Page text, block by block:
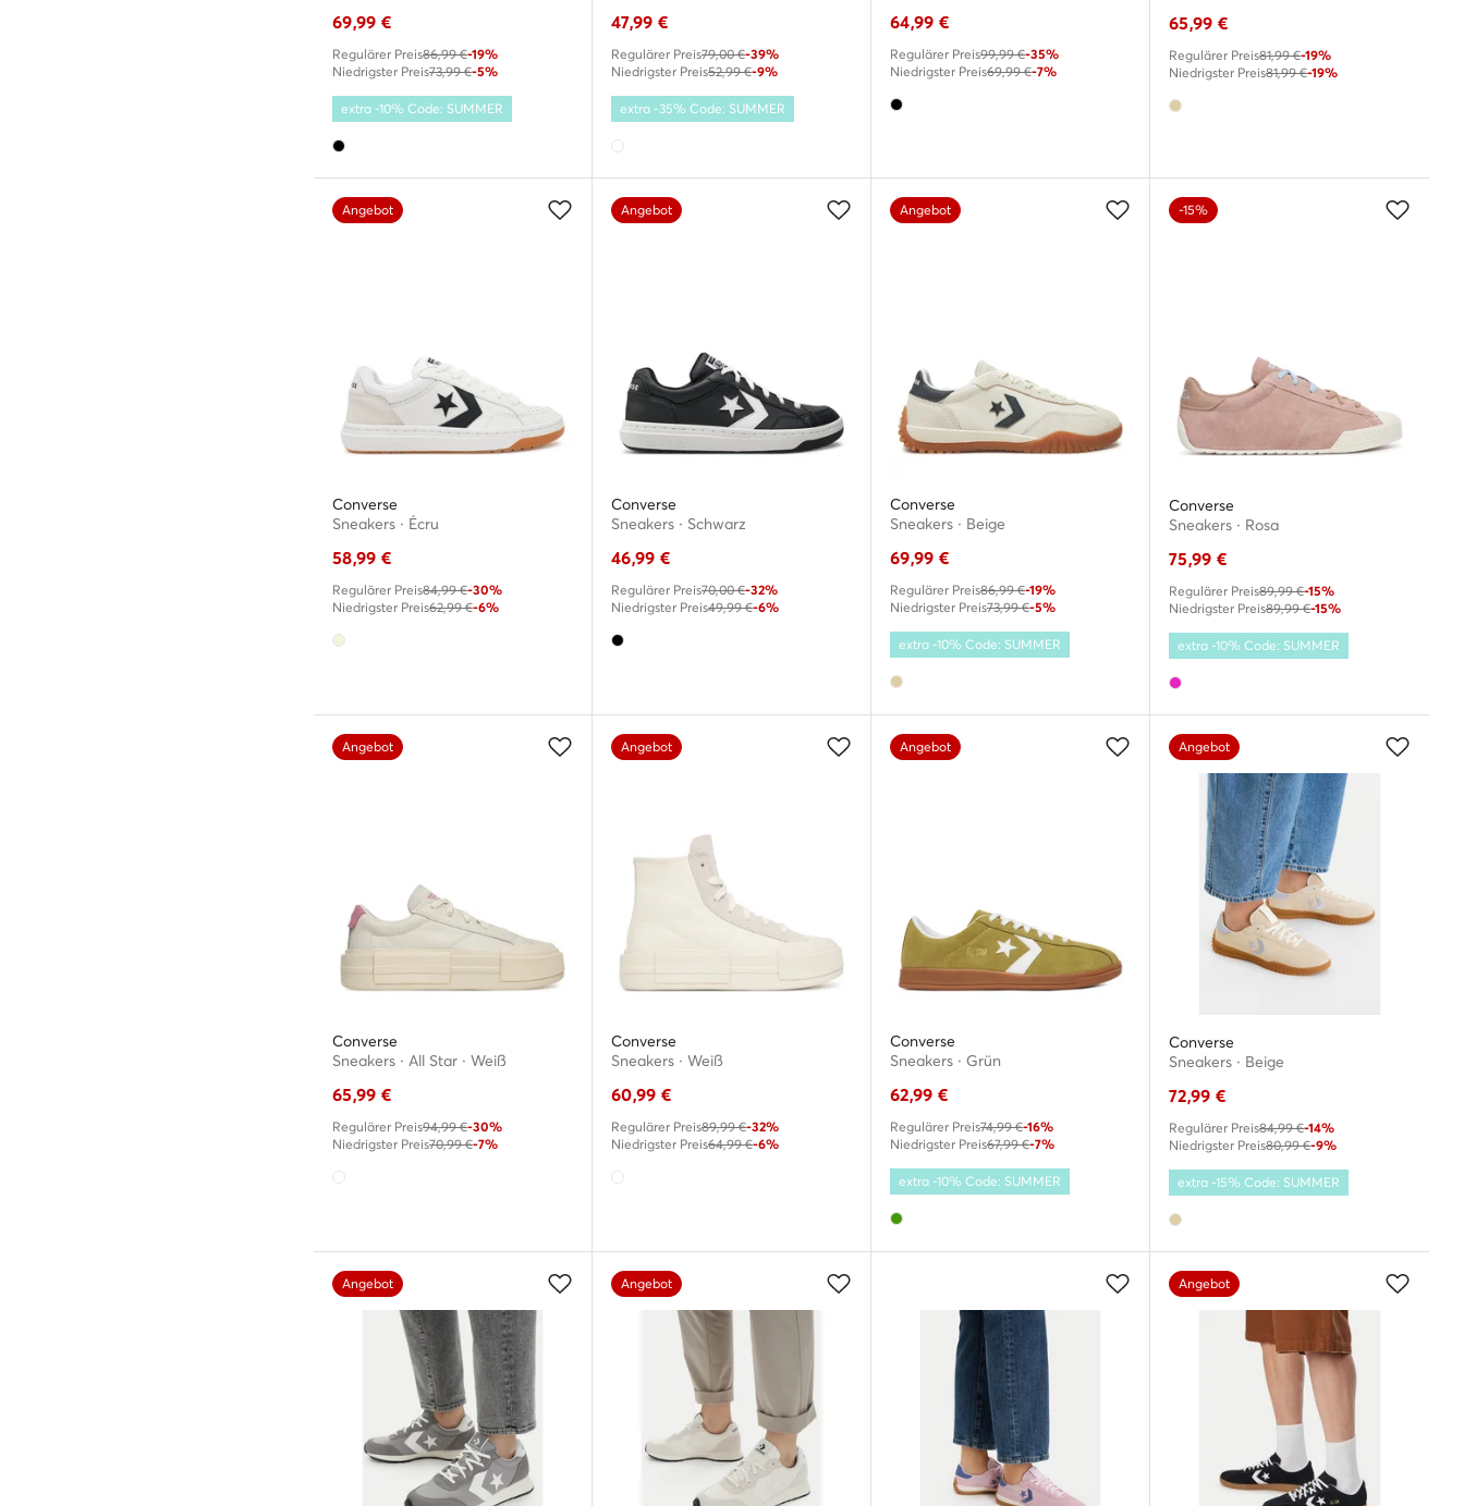
69,99 €
Regulärer Preis86,99 €-19%
Niedrigster Preis73,99 €-5%
extra -10% Code: SUMMER
47,99 €
Regulärer Preis79,00 €-39%
Niedrigster Preis52,99 €-9%
extra -35% Code: SUMMER
64,99 €
Regulärer Preis99,99 €-35%
Niedrigster Preis69,99 €-7%
65,99 €
Regulärer Preis81,99 €-19%
Niedrigster Preis81,99 €-19%
Angebot
Converse
Sneakers · Écru
58,99 €
Regulärer Preis84,99 €-30%
Niedrigster Preis62,99 €-6%
Angebot
Converse
Sneakers · Schwarz
46,99 €
Regulärer Preis70,00 €-32%
Niedrigster Preis49,99 €-6%
Angebot
Converse
Sneakers · Beige
69,99 €
Regulärer Preis86,99 €-19%
Niedrigster Preis73,99 €-5%
extra -10% Code: SUMMER
-15%
Converse
Sneakers · Rosa
75,99 €
Regulärer Preis89,99 €-15%
Niedrigster Preis89,99 €-15%
extra -10% Code: SUMMER
Angebot
Converse
Sneakers · All Star · Weiß
65,99 €
Regulärer Preis94,99 €-30%
Niedrigster Preis70,99 €-7%
Angebot
Converse
Sneakers · Weiß
60,99 €
Regulärer Preis89,99 €-32%
Niedrigster Preis64,99 €-6%
Angebot
Converse
Sneakers · Grün
62,99 €
Regulärer Preis74,99 €-16%
Niedrigster Preis67,99 €-7%
extra -10% Code: SUMMER
Angebot
Converse
Sneakers · Beige
72,99 €
Regulärer Preis84,99 €-14%
Niedrigster Preis80,99 €-9%
extra -15% Code: SUMMER
Angebot Angebot Angebot